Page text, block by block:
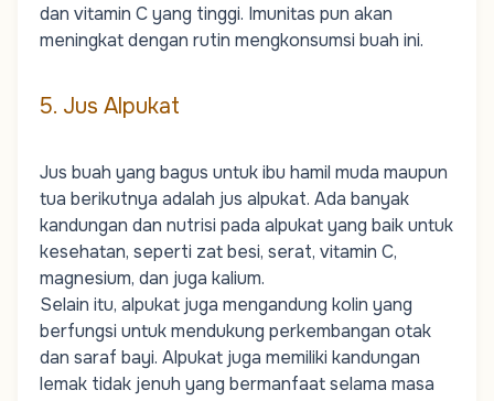
dan vitamin C yang tinggi. Imunitas pun akan
meningkat dengan rutin mengkonsumsi buah ini.
5. Jus Alpukat
Jus buah yang bagus untuk ibu hamil muda maupun
tua berikutnya adalah jus alpukat. Ada banyak
kandungan dan nutrisi pada alpukat yang baik untuk
kesehatan, seperti zat besi, serat, vitamin C,
magnesium, dan juga kalium.
Selain itu, alpukat juga mengandung kolin yang
berfungsi untuk mendukung perkembangan otak
dan saraf bayi. Alpukat juga memiliki kandungan
lemak tidak jenuh yang bermanfaat selama masa